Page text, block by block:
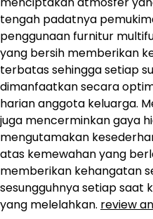
tengah padatnya
penggunaan furnitur
yang bersih memberikan
terbatas sehingga setiap
dimanfaatkan secara
harian anggota keluarga.
juga mencerminkan gaya
mengutamakan
atas kemewahan yang
memberikan kehangatan
sesungguhnya setiap saat
yang melelahkan. review